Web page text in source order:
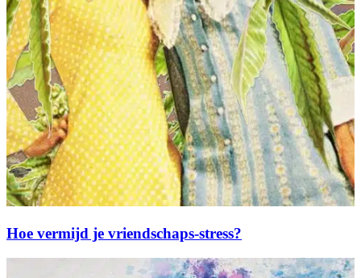
Hoe vermijd je vriendschaps-stress?